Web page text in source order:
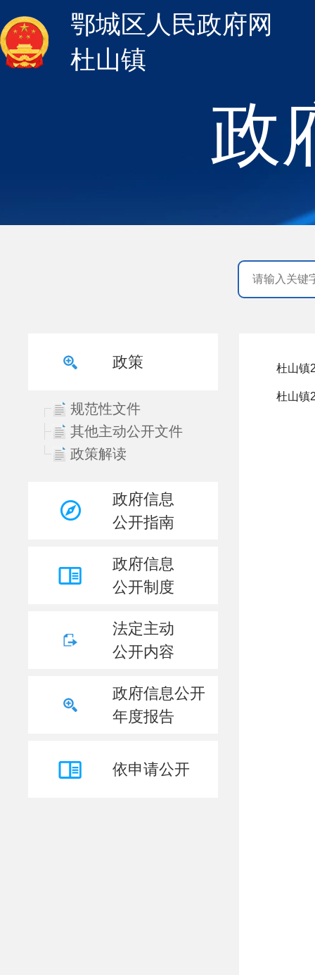
政
鄂城区人民政府网
杜山镇
政策
规范性文件
其他主动公开文件
政策解读
政府信息
公开指南
政府信息
公开制度
法定主动
公开内容
政府信息公开
年度报告
依申请公开